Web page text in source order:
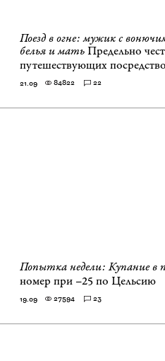
Поезд в огне: мужик с
белья и матьПредельно
путешествующих
21.09 84822 22
Попытка недели: Купание в
номер при –25 по Цельсию
19.09 27594 23